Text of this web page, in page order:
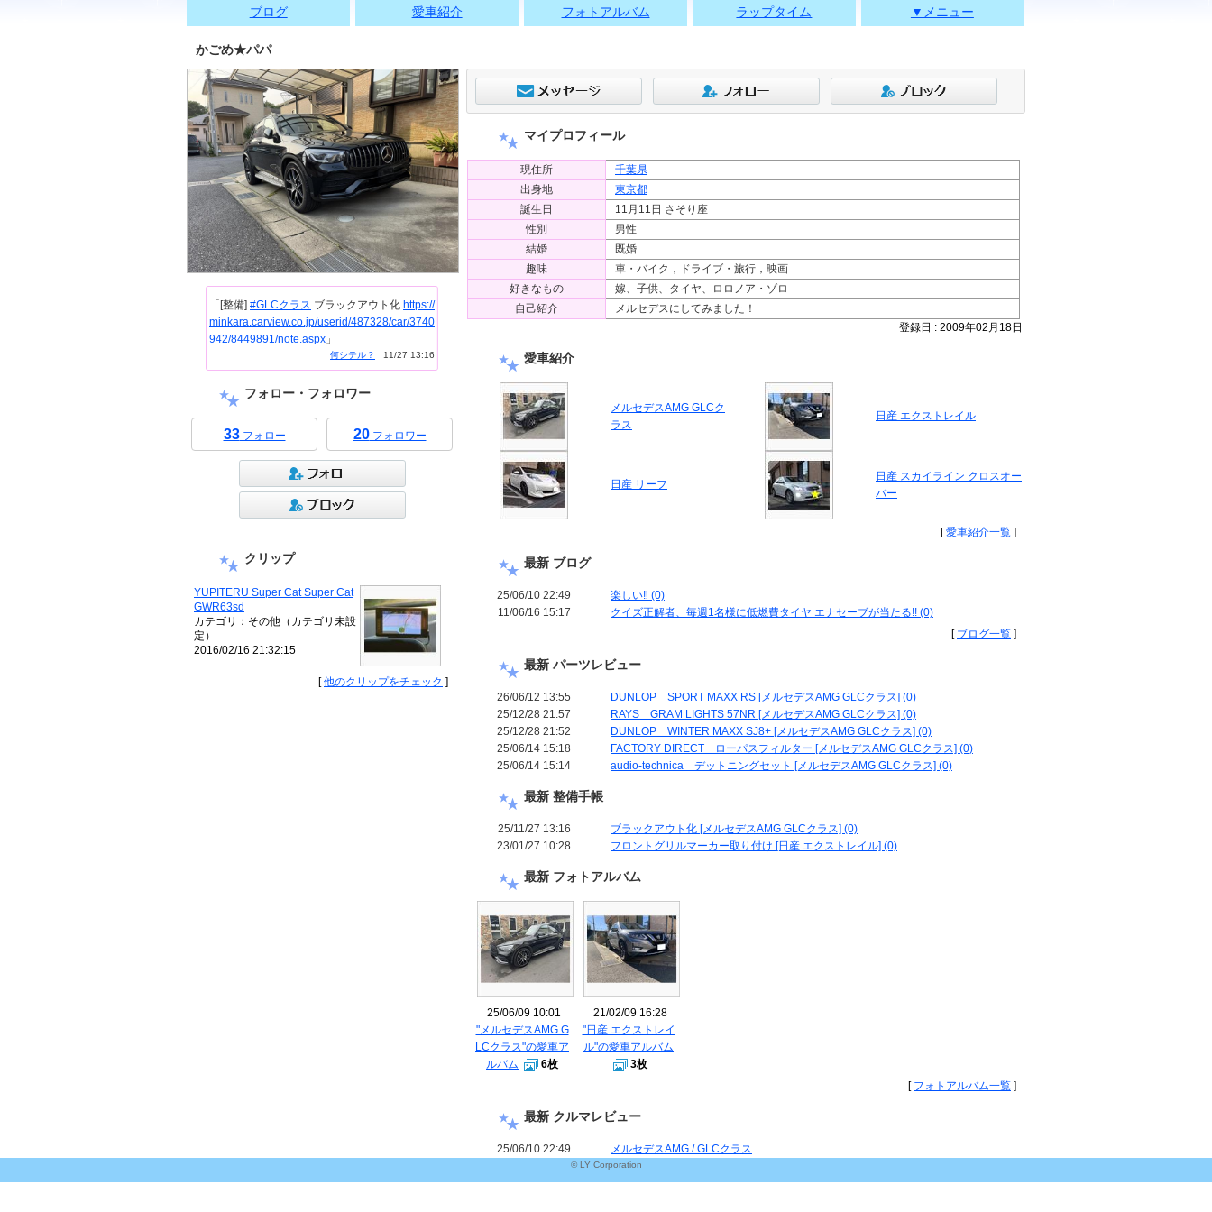
ブログ 愛車紹介 フォトアルバム ラップタイム ▼メニュー
かごめ★パパ
「[整備] #GLCクラス ブラックアウト化 https://
minkara.carview.co.jp/userid/487328/car/3740
942/8449891/note.aspx 」
何シテル？ 11/27 13:16
フォロー・フォロワー
33フォロー 20フォロワー
クリップ
YUPITERU Super Cat Super Cat
GWR63sd
カテゴリ：その他（カテゴリ未設
定）
2016/02/16 21:32:15
[他のクリップをチェック ]
マイプロフィール
現住所
千葉県
出身地
東京都
誕生日
11月11日 さそり座
性別
男性
結婚
既婚
趣味
車・バイク，ドライブ・旅行，映画
好きなもの
嫁、子供、タイヤ、ロロノア・ゾロ
自己紹介
メルセデスにしてみました！
登録日 : 2009年02月18日
愛車紹介
メルセデスAMG GLCク
ラス
日産 エクストレイル
日産 リーフ
日産 スカイライン クロスオー
バー
[愛車紹介一覧 ]
最新 ブログ
25/06/10 22:49
楽しい‼️ (0)
11/06/16 15:17
クイズ正解者、毎週1名様に低燃費タイヤ エナセーブが当たる!! (0)
[ ブログ一覧 ]
最新 パーツレビュー
26/06/12 13:55
DUNLOP SPORT MAXX RS [メルセデスAMG GLCクラス] (0)
25/12/28 21:57
RAYS GRAM LIGHTS 57NR [メルセデスAMG GLCクラス] (0)
25/12/28 21:52
DUNLOP WINTER MAXX SJ8+ [メルセデスAMG GLCクラス] (0)
25/06/14 15:18
FACTORY DIRECT ローパスフィルター [メルセデスAMG GLCクラス] (0)
25/06/14 15:14
audio-technica デットニングセット [メルセデスAMG GLCクラス] (0)
最新 整備手帳
25/11/27 13:16
ブラックアウト化 [メルセデスAMG GLCクラス] (0)
23/01/27 10:28
フロントグリルマーカー取り付け [日産 エクストレイル] (0)
最新 フォトアルバム
25/06/09 10:01
"メルセデスAMG G
LCクラス"の愛車ア
ルバム
6枚
21/02/09 16:28
"日産 エクストレイ
ル"の愛車アルバム
3枚
[ フォトアルバム一覧 ]
最新 クルマレビュー
25/06/10 22:49 メルセデスAMG / GLCクラス
© LY Corporation